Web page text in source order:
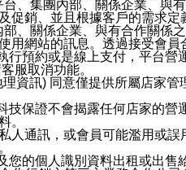
、集團內部、關係企業、與
促銷、並且根據客戶的需求
、關係企業、與有合作關係
用網站的訊息。透過接受會
行預約或是線上支付，平台
服取消功能。
資訊) 同意僅提供所屬店家
技保證不會揭露任何店家的
。
人通訊，或會員可能濫用或
的個人識別資料出租或出售